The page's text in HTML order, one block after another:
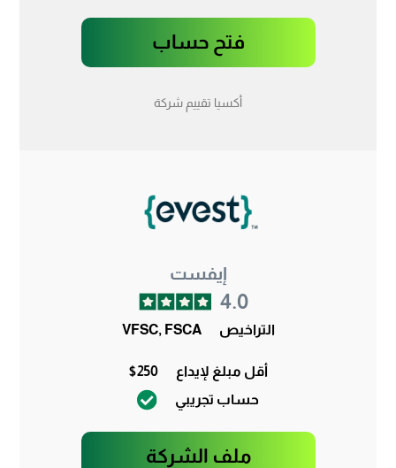
فتح حساب
أكسيا تقييم شركة
إيفست
4.0
التراخيص VFSC, FSCA
أقل مبلغ لإيداع
$250
حساب تجريبي
ملف الشركة